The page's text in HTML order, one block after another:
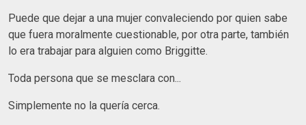
Puede que dejar a una mujer convaleciendo por quien sabe
que fuera moralmente cuestionable, por otra parte, también
lo era trabajar para alguien como Briggitte.
Toda persona que se mesclara con...
Simplemente no la quería cerca.